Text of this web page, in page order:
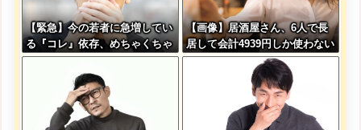
【緊急】今の若者に急増してい
る『コレ』依存、めちゃくちゃ
深刻な模様w w w w w w w w
【画像】居酒屋さん、6人で長
居して会計4939円しか使わない
客にお気持ち表明してしまう←
コレどっちが悪いん
や？？？？？？